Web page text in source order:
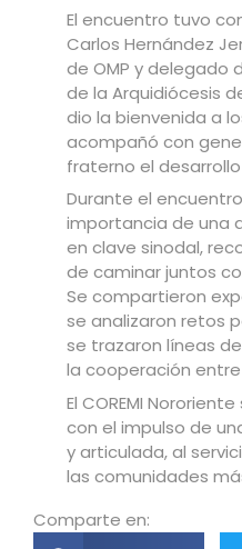
El encuentro tuvo
Carlos Hernández
de OMP y delegado
de la Arquidiócesis
dio la bienvenida a
acompañó con
fraterno el
Durante el
importancia de una
en clave sinodal,
de caminar juntos
Se compartieron
se analizaron retos
se trazaron líneas
la cooperación
El COREMI
con el impulso de
y articulada, al
las comunidades
Comparte en: